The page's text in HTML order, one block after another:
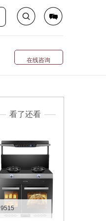
在线咨询
看了还看
9515